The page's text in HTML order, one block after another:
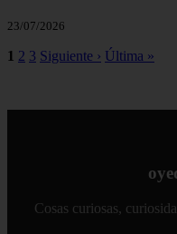
23/07/2026
1 2 3 Siguiente › Última »
Cosas curiosas,